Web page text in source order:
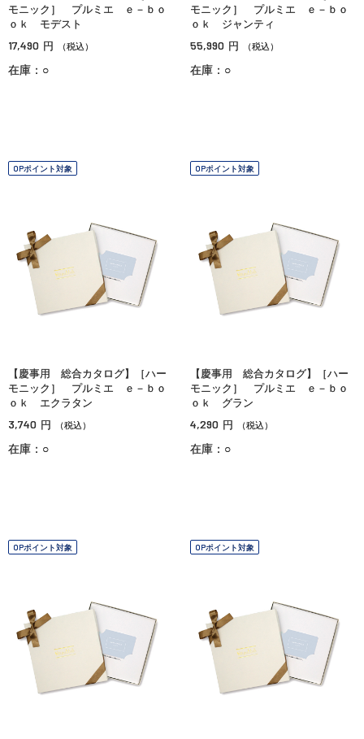
モニック］ プルミエ ｅ－ｂｏ
ｏｋ モデスト
17,490 円 （税込）
在庫：○
モニック］ プルミエ ｅ－ｂｏ
ｏｋ ジャンティ
55,990 円 （税込）
在庫：○
OPポイント対象
【慶事用 総合カタログ】［ハー
モニック］ プルミエ ｅ－ｂｏ
ｏｋ エクラタン
3,740 円 （税込）
在庫：○
OPポイント対象
【慶事用 総合カタログ】［ハー
モニック］ プルミエ ｅ－ｂｏ
ｏｋ グラン
4,290 円 （税込）
在庫：○
OPポイント対象 OPポイント対象